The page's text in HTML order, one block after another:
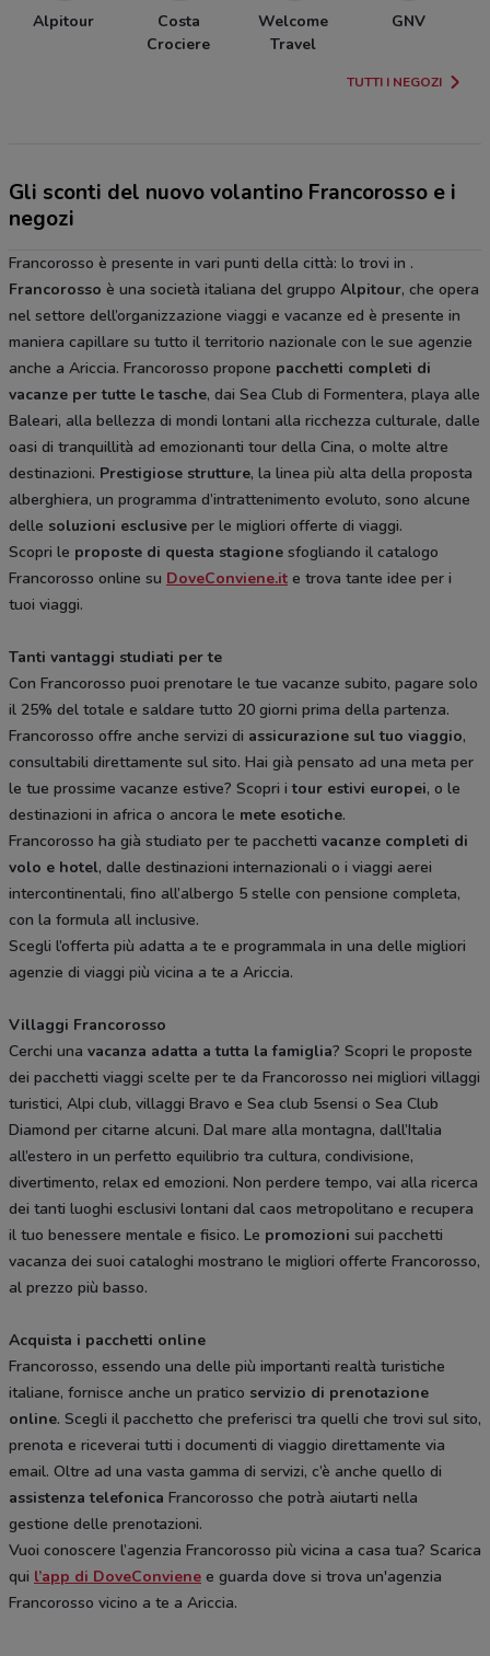
Alpitour
Costa
Crociere
Welcome
Travel
GNV
TUTTI I NEGOZI
Gli sconti del nuovo volantino Francorosso e i
negozi
Francorosso è presente in vari punti della città: lo trovi in .
Francorosso è una società italiana del gruppo Alpitour, che opera
nel settore dell’organizzazione viaggi e vacanze ed è presente in
maniera capillare su tutto il territorio nazionale con le sue agenzie
anche a Ariccia. Francorosso propone pacchetti completi di
vacanze per tutte le tasche, dai Sea Club di Formentera, playa alle
Baleari, alla bellezza di mondi lontani alla ricchezza culturale, dalle
oasi di tranquillità ad emozionanti tour della Cina, o molte altre
destinazioni. Prestigiose strutture, la linea più alta della proposta
alberghiera, un programma d’intrattenimento evoluto, sono alcune
delle soluzioni esclusive per le migliori offerte di viaggi.
Scopri le proposte di questa stagione sfogliando il catalogo
Francorosso online su DoveConviene.it e trova tante idee per i
tuoi viaggi.
Tanti vantaggi studiati per te
Con Francorosso puoi prenotare le tue vacanze subito, pagare solo
il 25% del totale e saldare tutto 20 giorni prima della partenza.
Francorosso offre anche servizi di assicurazione sul tuo viaggio,
consultabili direttamente sul sito. Hai già pensato ad una meta per
le tue prossime vacanze estive? Scopri itour estivi europei, o le
destinazioni in africa o ancora le mete esotiche.
Francorosso ha già studiato per te pacchetti vacanze completi di
volo e hotel, dalle destinazioni internazionali o i viaggi aerei
intercontinentali, fino all’albergo 5 stelle con pensione completa,
con la formula all inclusive.
Scegli l’offerta più adatta a te e programmala in una delle migliori
agenzie di viaggi più vicina a te a Ariccia.
Villaggi Francorosso
Cerchi una vacanza adatta a tutta la famiglia? Scopri le proposte
dei pacchetti viaggi scelte per te da Francorosso nei migliori villaggi
turistici, Alpi club, villaggi Bravo e Sea club 5sensi o Sea Club
Diamond per citarne alcuni. Dal mare alla montagna, dall’Italia
all’estero in un perfetto equilibrio tra cultura, condivisione,
divertimento, relax ed emozioni. Non perdere tempo, vai alla ricerca
dei tanti luoghi esclusivi lontani dal caos metropolitano e recupera
il tuo benessere mentale e fisico. Le promozioni sui pacchetti
vacanza dei suoi cataloghi mostrano le migliori offerte Francorosso,
al prezzo più basso.
Acquista i pacchetti online
Francorosso, essendo una delle più importanti realtà turistiche
italiane, fornisce anche un pratico servizio di prenotazione
online. Scegli il pacchetto che preferisci tra quelli che trovi sul sito,
prenota e riceverai tutti i documenti di viaggio direttamente via
email. Oltre ad una vasta gamma di servizi, c’è anche quello di
assistenza telefonica Francorosso che potrà aiutarti nella
gestione delle prenotazioni.
Vuoi conoscere l’agenzia Francorosso più vicina a casa tua? Scarica
qui l’app di DoveConviene e guarda dove si trova un'agenzia
Francorosso vicino a te a Ariccia.